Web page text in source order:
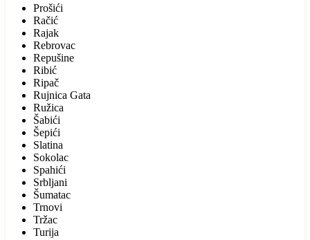
Prošići
Račić
Rajak
Rebrovac
Repušine
Ribić
Ripač
Rujnica Gata
Ružica
Šabići
Šepići
Slatina
Sokolac
Spahići
Srbljani
Šumatac
Trnovi
Tržac
Turija